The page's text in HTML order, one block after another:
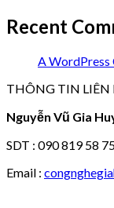
Recent
A WordPress
THÔNG TIN LIÊN
Nguyễn Vũ Gia
SDT : 090 819 58
Email :